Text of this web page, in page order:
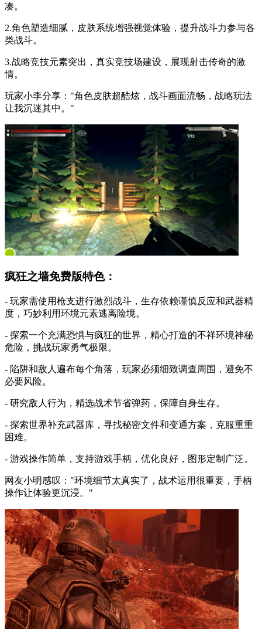
凑。
2.角色塑造细腻，皮肤系统增强视觉体验，提升战斗力参与各
类战斗。
3.战略竞技元素突出，真实竞技场建设，展现射击传奇的激
情。
玩家小李分享："角色皮肤超酷炫，战斗画面流畅，战略玩法
让我沉迷其中。"
疯狂之墙免费版特色：
- 玩家需使用枪支进行激烈战斗，生存依赖谨慎反应和武器精
度，巧妙利用环境元素逃离险境。
- 探索一个充满恐惧与疯狂的世界，精心打造的不祥环境神秘
危险，挑战玩家勇气极限。
- 陷阱和敌人遍布每个角落，玩家必须细致调查周围，避免不
必要风险。
- 研究敌人行为，精选战术节省弹药，保障自身生存。
- 探索世界补充武器库，寻找秘密文件和变通方案，克服重重
困难。
- 游戏操作简单，支持游戏手柄，优化良好，图形定制广泛。
网友小明感叹："环境细节太真实了，战术运用很重要，手柄
操作让体验更沉浸。"